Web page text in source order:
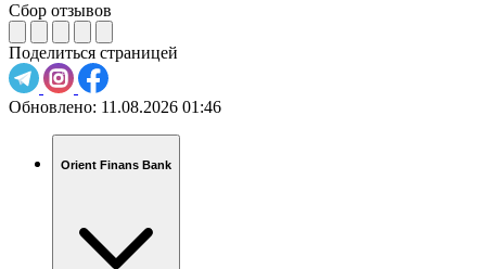
Сбор отзывов
Поделиться страницей
Обновлено: 11.08.2026 01:46
Orient Finans Bank